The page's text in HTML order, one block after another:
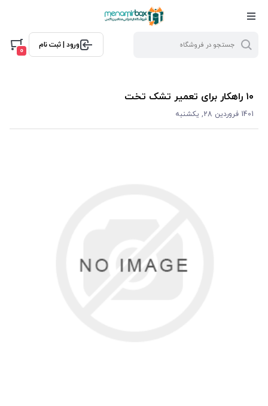
ورود | ثبت نام
0
۱۰ راهکار برای تعمیر تشک تخت
1401 فروردین 28, یکشنبه